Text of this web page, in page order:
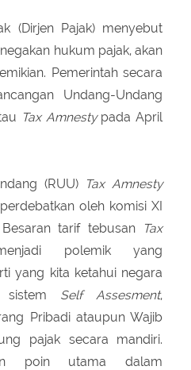
(Dirjen Pajak) menyebut
hukum pajak, akan
Pemerintah secara
Undang-Undang
Tax Amnesty pada April
(RUU) Tax Amnesty
oleh komisi XI
tarif tebusan
Tax
polemik yang
yang kita ketahui negara
sistem Self Assesment,
Pribadi ataupun Wajib
pajak secara mandiri.
poin utama dalam